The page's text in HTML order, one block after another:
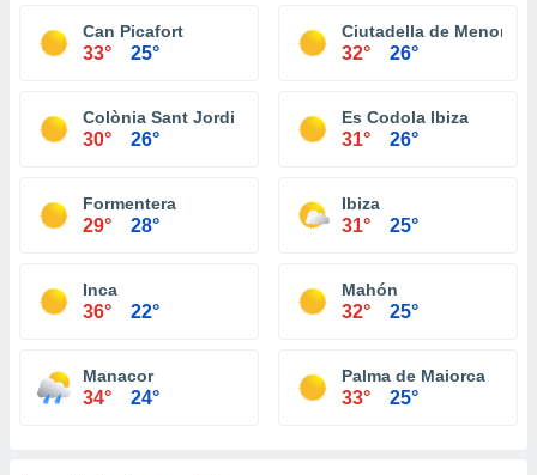
Can Picafort
33° 25°
Ciutadella de Menorca
32° 26°
Colònia Sant Jordi
30° 26°
Es Codola Ibiza
31° 26°
Formentera
29° 28°
Ibiza
31° 25°
Inca
36° 22°
Mahón
32° 25°
Manacor
34° 24°
Palma de Maiorca
33° 25°